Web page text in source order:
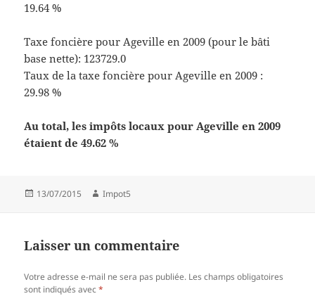
19.64 %
Taxe foncière pour Ageville en 2009 (pour le bâti
base nette): 123729.0
Taux de la taxe foncière pour Ageville en 2009 :
29.98 %
Au total, les impôts locaux pour Ageville en 2009
étaient de 49.62 %
Publié
13/07/2015 Auteur
Impot5
Laisser un commentaire
Votre adresse e-mail ne sera pas publiée. Les champs obligatoires
sont indiqués avec*